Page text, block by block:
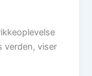
verden, viser